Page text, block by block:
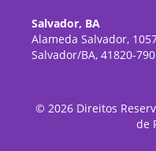
Salvador, BA
Alameda Salvador,
Salvador/BA, 41820-790
© 2026Direitos
de